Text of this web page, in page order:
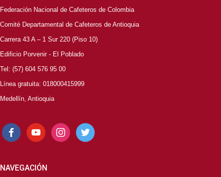
Federación Nacional de Cafeteros de Colombia
Comité Departamental de Cafeteros de Antioquia
Carrera 43 A – 1 Sur 220 (Piso 10)
Edificio Porvenir - El Poblado
Tel: (57) 604 576 95 00
Línea gratuita: 018000415999
Medellín, Antioquia
facebookyoutube instagramtwitter
NAVEGACIÓN